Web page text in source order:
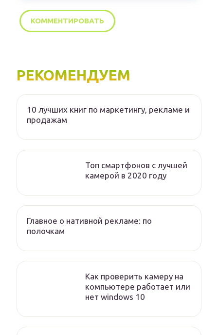
РЕКОМЕНДУЕМ
10 лучших книг по маркетингу, рекламе и
продажам
Топ смартфонов с лучшей
камерой в 2020 году
Главное о нативной рекламе: по
полочкам
Как проверить камеру на
компьютере работает или
нет windows 10